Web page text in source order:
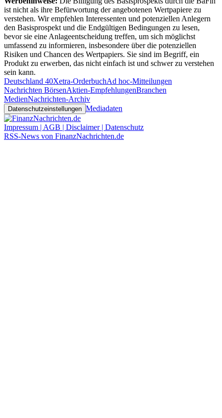
ist nicht als ihre Befürwortung der angebotenen Wertpapiere zu
verstehen. Wir empfehlen Interessenten und potenziellen Anlegern
den Basisprospekt und die Endgültigen Bedingungen zu lesen,
bevor sie eine Anlageentscheidung treffen, um sich möglichst
umfassend zu informieren, insbesondere über die potenziellen
Risiken und Chancen des Wertpapiers. Sie sind im Begriff, ein
Produkt zu erwerben, das nicht einfach ist und schwer zu verstehen
sein kann.
Deutschland 40Xetra-OrderbuchAd hoc-Mitteilungen
Nachrichten BörsenAktien-EmpfehlungenBranchen
MedienNachrichten-Archiv
Datenschutzeinstellungen Mediadaten
Impressum | AGB | Disclaimer | Datenschutz
RSS-News von FinanzNachrichten.de